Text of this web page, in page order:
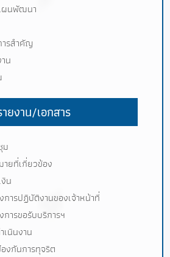
ผนพัฒนา
รสำคัญ
น
ยงาน/เอกสาร
ม
ยที่เกี่ยวข้อง
น
การปฏิบัติงานของเจ้าหน้าที่
การขอรับบริการฯ
เนินงาน
งกันการทุจริต